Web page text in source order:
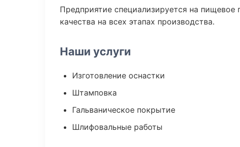
Предприятие специализируется на
качества на всех этапах производства.
Наши услуги
Изготовление оснастки
Штамповка
Гальваническое покрытие
Шлифовальные работы